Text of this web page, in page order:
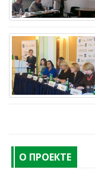
О ПРОЕКТЕ